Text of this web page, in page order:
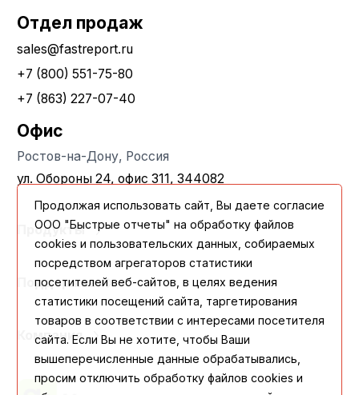
Отдел продаж
sales@fastreport.ru
+7 (800) 551-75-80
+7 (863) 227-07-40
Офис
Ростов-на-Дону, Россия
ул. Обороны 24, офис 311, 344082
Продукты
Поддержка
Компания
Продолжая использовать сайт, Вы даете согласие
ООО "Быстрые отчеты" на обработку файлов
cookies и пользовательских данных, собираемых
посредством агрегаторов статистики
посетителей веб-сайтов, в целях ведения
статистики посещений сайта, таргетирования
товаров в соответствии с интересами посетителя
сайта. Если Вы не хотите, чтобы Ваши
вышеперечисленные данные обрабатывались,
просим отключить обработку файлов cookies и